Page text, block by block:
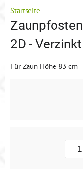
Startseite
2D - Verzinkt
Für Zaun Höhe 83 cm